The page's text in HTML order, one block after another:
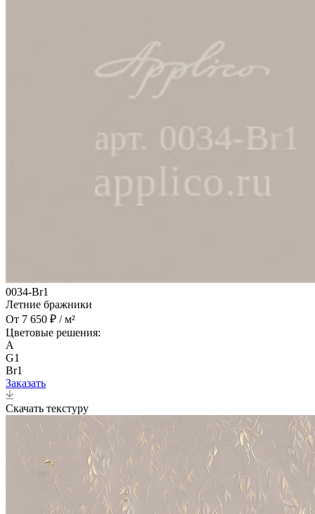
0034-Br1
Летние бражники
От 7 650 ₽ / м²
Цветовые решения:
A
G1
Br1
Заказать
Скачать текстуру